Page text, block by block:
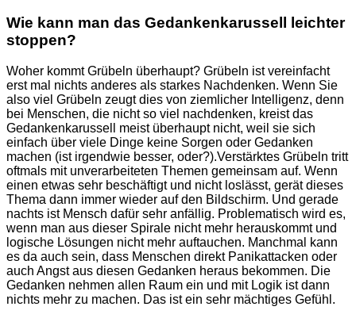
Wie kann man das Gedankenkarussell leichter
stoppen?
Woher kommt Grübeln überhaupt? Grübeln ist vereinfacht
erst mal nichts anderes als starkes Nachdenken. Wenn Sie
also viel Grübeln zeugt dies von ziemlicher Intelligenz, denn
bei Menschen, die nicht so viel nachdenken, kreist das
Gedankenkarussell meist überhaupt nicht, weil sie sich
einfach über viele Dinge keine Sorgen oder Gedanken
machen (ist irgendwie besser, oder?).Verstärktes Grübeln tritt
oftmals mit unverarbeiteten Themen gemeinsam auf. Wenn
einen etwas sehr beschäftigt und nicht loslässt, gerät dieses
Thema dann immer wieder auf den Bildschirm. Und gerade
nachts ist Mensch dafür sehr anfällig. Problematisch wird es,
wenn man aus dieser Spirale nicht mehr herauskommt und
logische Lösungen nicht mehr auftauchen. Manchmal kann
es da auch sein, dass Menschen direkt Panikattacken oder
auch Angst aus diesen Gedanken heraus bekommen. Die
Gedanken nehmen allen Raum ein und mit Logik ist dann
nichts mehr zu machen. Das ist ein sehr mächtiges Gefühl.